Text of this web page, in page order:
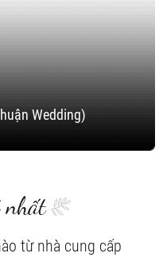
Wedding)
nhất
từ nhà cung cấp